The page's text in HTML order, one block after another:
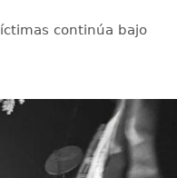
continúa bajo